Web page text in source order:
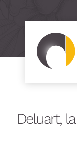
Deluart,